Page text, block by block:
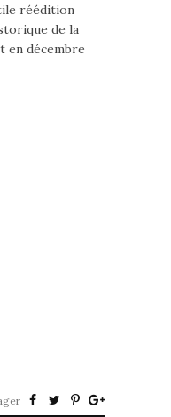
réédition
de la
en décembre